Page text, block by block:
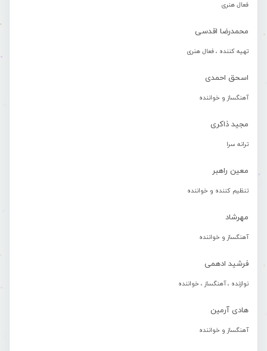
فعال هنری
محمدرضا اقدسی
تهیه کننده ، فعال هنری
اسحق احمدی
آهنگساز و خواننده
مجید ذاکری
ترانه سرا
معین راهبر
تنظیم کننده و خواننده
مهرشاد
آهنگساز و خواننده
فرشید ادهمی
نوازنده ، آهنگساز ، خواننده
هادی آرمین
آهنگساز و خواننده